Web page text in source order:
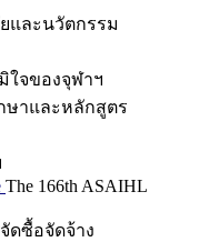
และนวัตกรรม
ใจของจุฬาฯ
ษาและหลักสูตร
The 166th ASAIHL
ดซื้อจัดจ้าง